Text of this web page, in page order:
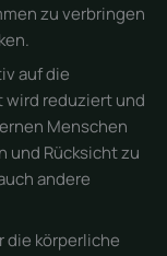
zu verbringen
auf die
wird reduziert und
Menschen
und Rücksicht zu
andere
die körperliche